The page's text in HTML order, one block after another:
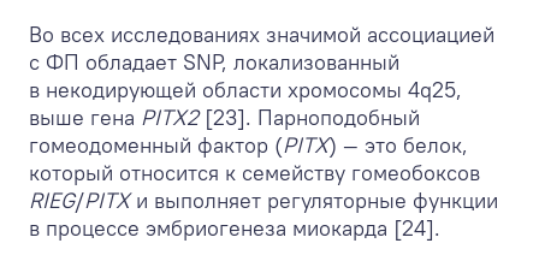
Во всех исследованиях значимой ассоциацией
с ФП обладает SNP, локализованный
в некодирующей области хромосомы 4q25,
выше гена PITX2[23]. Парноподобный
гомеодоменный фактор (PITX) — это белок,
который относится к семейству гомеобоксов
RIEG/PITXи выполняет регуляторные функции
в процессе эмбриогенеза миокарда [24].